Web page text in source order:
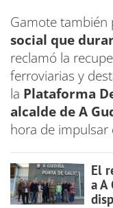
Gamote también
social que
reclamó la
ferroviarias y
la Plataforma
alcalde de A
hora de impulsar
El
a A